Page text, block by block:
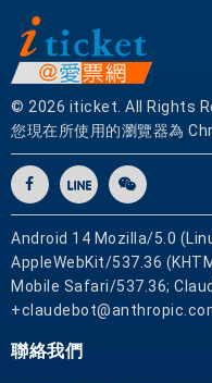
© 2026 iticket. All Rights
您現在所使用的瀏覽器為
Android 14 Mozilla/5.0
AppleWebKit/537.36
Mobile Safari/537.36;
聯絡我們